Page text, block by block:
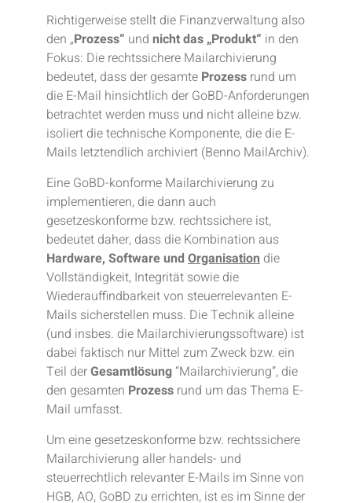
Richtigerweise stellt die Finanzverwaltung also
den „Prozess“ und nicht das „Produkt“ in den
Fokus: Die rechtssichere Mailarchivierung
bedeutet, dass der gesamte Prozess rund um
die E-Mail hinsichtlich der GoBD-Anforderungen
betrachtet werden muss und nicht alleine bzw.
isoliert die technische Komponente, die die E-
Mails letztendlich archiviert (Benno MailArchiv).
Eine GoBD-konforme Mailarchivierung zu
implementieren, die dann auch
gesetzeskonforme bzw. rechtssichere ist,
bedeutet daher, dass die Kombination aus
Hardware, Software und Organisation die
Vollständigkeit, Integrität sowie die
Wiederauffindbarkeit von steuerrelevanten E-
Mails sicherstellen muss. Die Technik alleine
(und insbes. die Mailarchivierungssoftware) ist
dabei faktisch nur Mittel zum Zweck bzw. ein
Teil derGesamtlösung“Mailarchivierung”, die
den gesamten Prozess rund um das Thema E-
Mail umfasst.
Um eine gesetzeskonforme bzw. rechtssichere
Mailarchivierung aller handels- und
steuerrechtlich relevanter E-Mails im Sinne von
HGB, AO, GoBD zu errichten, ist es im Sinne der